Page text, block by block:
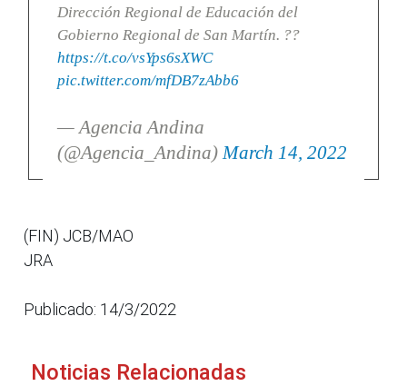
Dirección Regional de Educación del
Gobierno Regional de San Martín. ??
https://t.co/vsYps6sXWC
pic.twitter.com/mfDB7zAbb6
— Agencia Andina
(@Agencia_Andina)March 14, 2022
(FIN) JCB/MAO
JRA
Publicado: 14/3/2022
Noticias Relacionadas